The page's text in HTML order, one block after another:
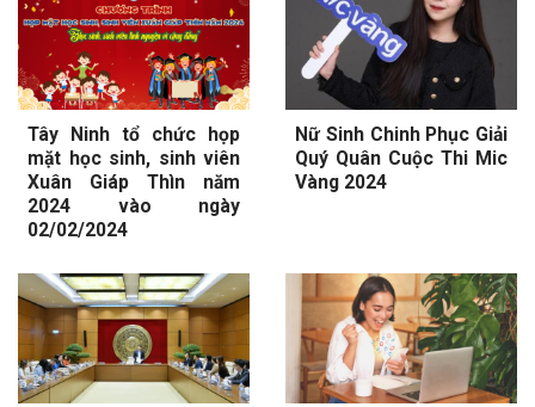
Tây Ninh tổ chức họp
mặt học sinh, sinh viên
Xuân Giáp Thìn năm
2024 vào ngày
02/02/2024
Nữ Sinh Chinh Phục Giải
Quý Quân Cuộc Thi Mic
Vàng 2024